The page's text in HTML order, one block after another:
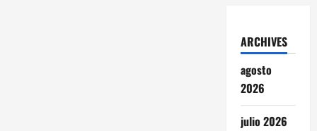
ARCHIVES
agosto
2026
julio 2026